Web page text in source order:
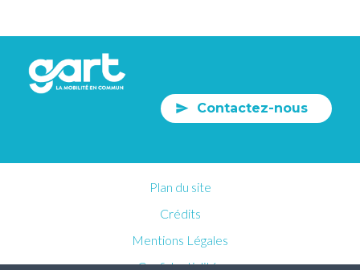
Contactez-nous
Plan du site
Crédits
Mentions Légales
Confidentialités